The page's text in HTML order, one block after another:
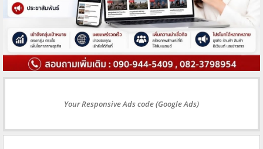
Your Responsive Ads code (Google Ads)